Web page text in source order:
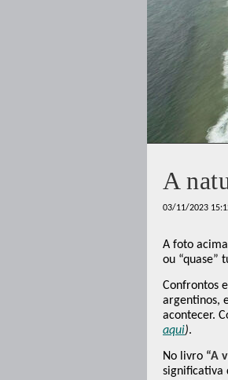
A
03/11/2023
A foto
ou “quase”
Confrontos
argentinos,
acontecer.
aqui).
No livro “A
significativa